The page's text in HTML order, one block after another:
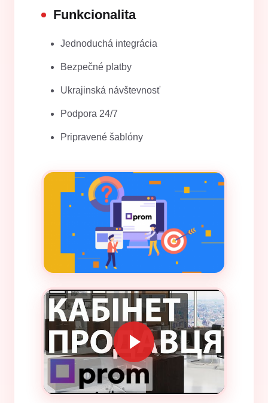
Funkcionalita
Jednoduchá integrácia
Bezpečné platby
Ukrajinská návštevnosť
Podpora 24/7
Pripravené šablóny